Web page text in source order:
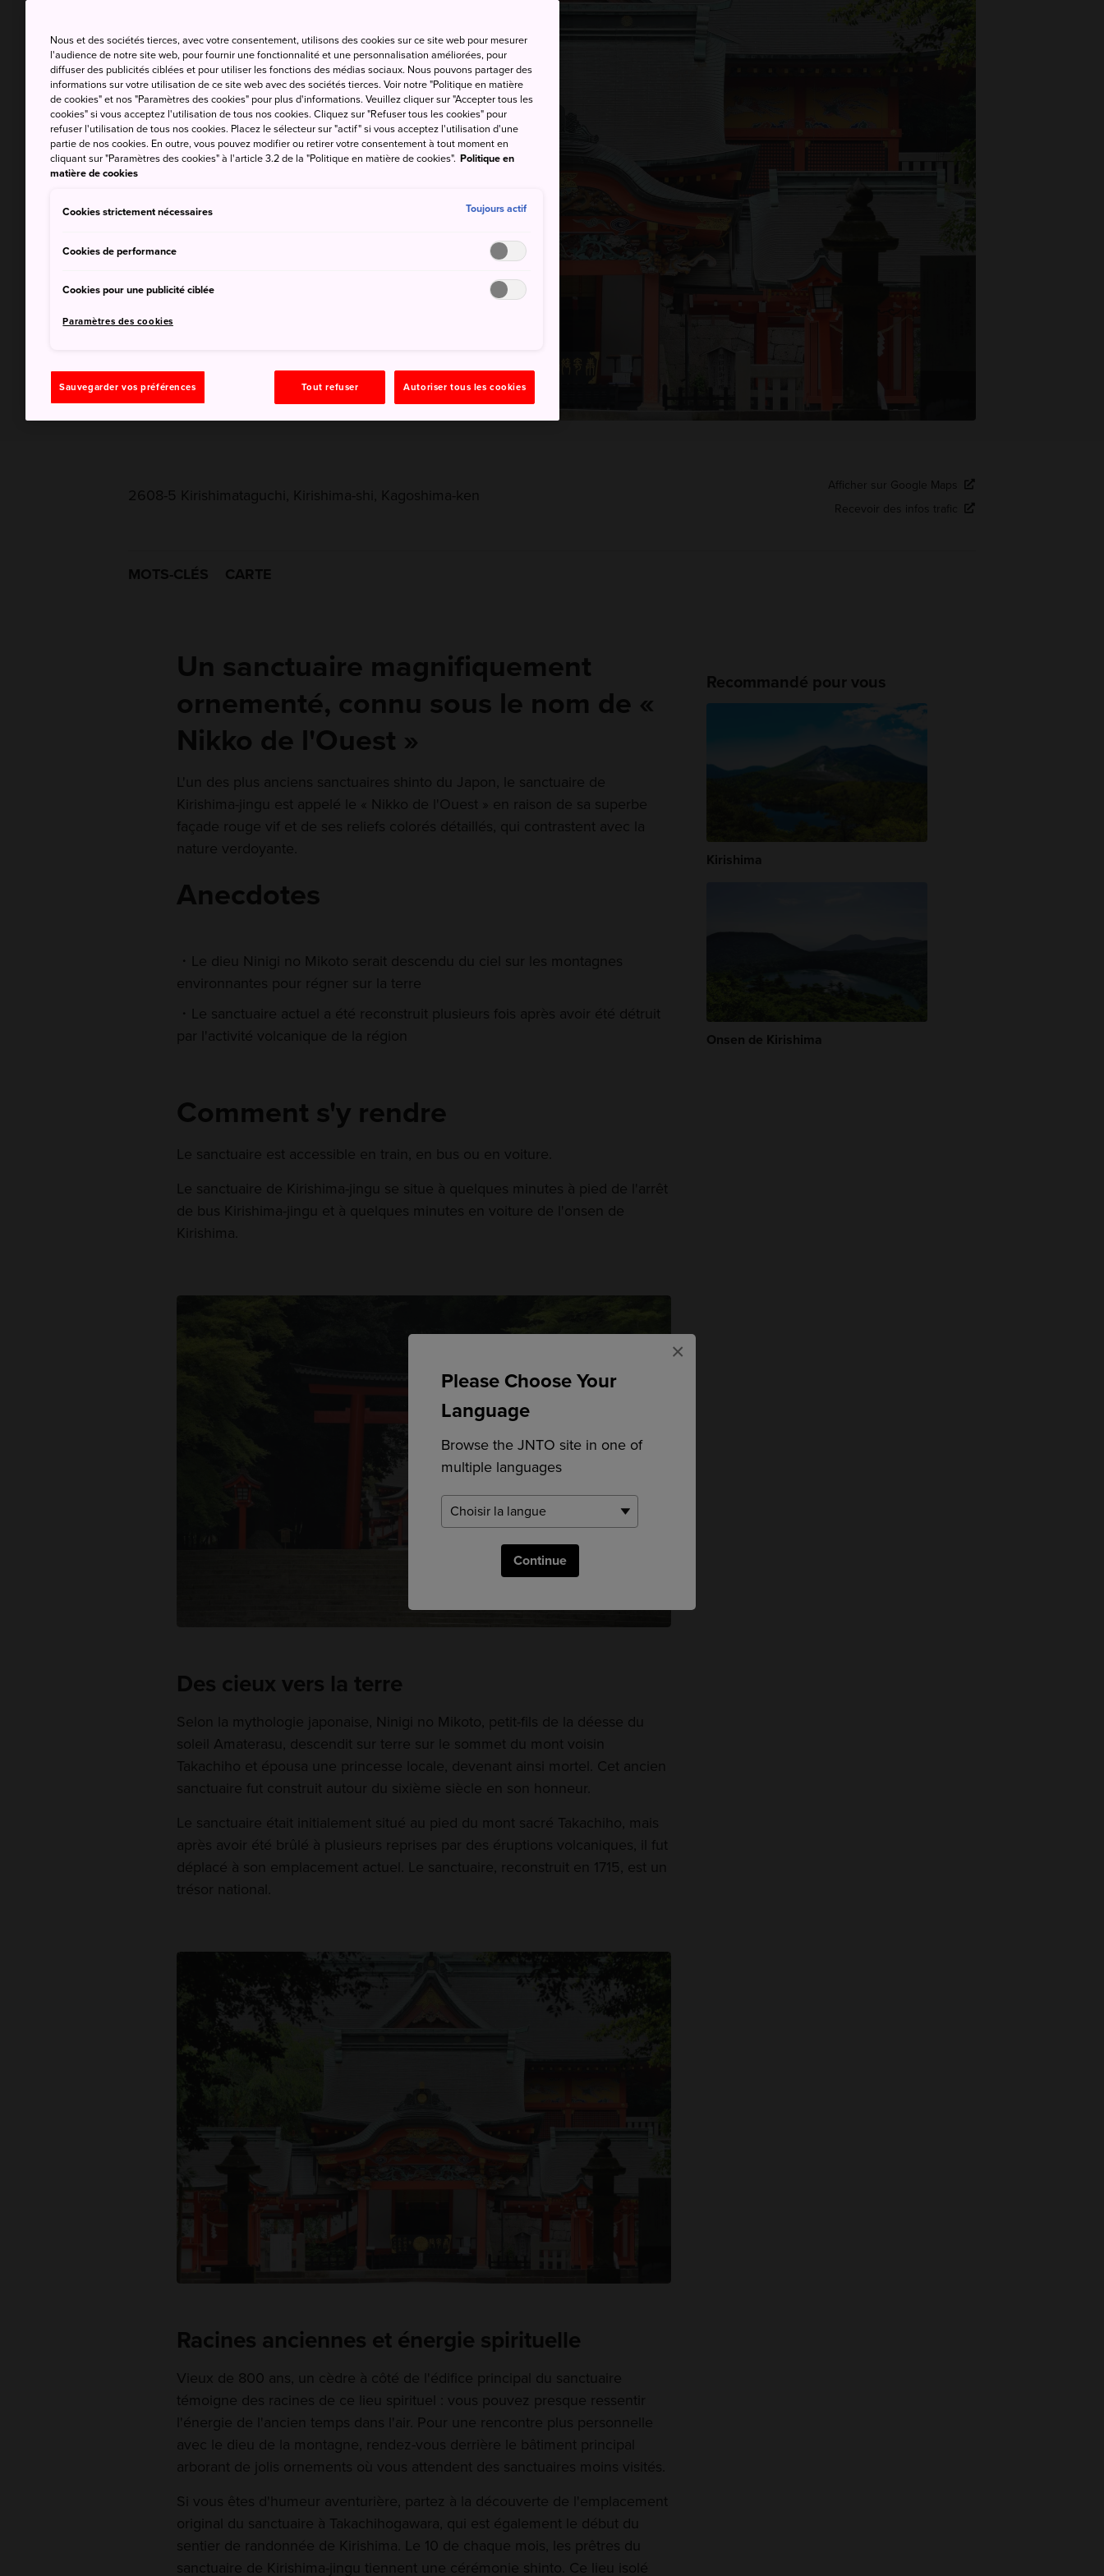
Please Choose Your
Language
Browse the JNTO site in one of
multiple languages
Continue
×
2608-5 Kirishimataguchi, Kirishima-shi, Kagoshima-ken
Afficher sur Google Maps
Recevoir des infos trafic
MOTS-CLÉS CARTE
Un sanctuaire magnifiquement
ornementé, connu sous le nom de «
Nikko de l'Ouest »
L'un des plus anciens sanctuaires shinto du Japon, le sanctuaire de
Kirishima-jingu est appelé le « Nikko de l'Ouest » en raison de sa superbe
façade rouge vif et de ses reliefs colorés détaillés, qui contrastent avec la
nature verdoyante.
Anecdotes
Le dieu Ninigi no Mikoto serait descendu du ciel sur les montagnes
environnantes pour régner sur la terre
Le sanctuaire actuel a été reconstruit plusieurs fois après avoir été détruit
par l'activité volcanique de la région
Comment s'y rendre
Le sanctuaire est accessible en train, en bus ou en voiture.
Le sanctuaire de Kirishima-jingu se situe à quelques minutes à pied de l'arrêt
de bus Kirishima-jingu et à quelques minutes en voiture de l'onsen de
Kirishima.
Des cieux vers la terre
Selon la mythologie japonaise, Ninigi no Mikoto, petit-fils de la déesse du
soleil Amaterasu, descendit sur terre sur le sommet du mont voisin
Takachiho et épousa une princesse locale, devenant ainsi mortel. Cet ancien
sanctuaire fut construit autour du sixième siècle en son honneur.
Le sanctuaire était initialement situé au pied du mont sacré Takachiho, mais
après avoir été brûlé à plusieurs reprises par des éruptions volcaniques, il fut
déplacé à son emplacement actuel. Le sanctuaire, reconstruit en 1715, est un
trésor national.
Racines anciennes et énergie spirituelle
Vieux de 800 ans, un cèdre à côté de l'édifice principal du sanctuaire
témoigne des racines de ce lieu spirituel : vous pouvez presque ressentir
l'énergie de l'ancien temps dans l'air. Pour une rencontre plus personnelle
avec le dieu de la montagne, rendez-vous derrière le bâtiment principal
arborant de jolis ornements où vous attendent des sanctuaires moins visités.
Si vous êtes d'humeur aventurière, partez à la découverte de l'emplacement
original du sanctuaire à Takachihogawara, qui est également le début du
sentier de randonnée de Kirishima. Le 10 de chaque mois, les prêtres du
sanctuaire de Kirishima-jingu tiennent une cérémonie shinto. Ce lieu isolé
Recommandé pour vous
Kirishima
Onsen de Kirishima
Nous et des sociétés tierces, avec votre consentement, utilisons des cookies sur ce site web pour mesurer
l'audience de notre site web, pour fournir une fonctionnalité et une personnalisation améliorées, pour
diffuser des publicités ciblées et pour utiliser les fonctions des médias sociaux. Nous pouvons partager des
informations sur votre utilisation de ce site web avec des sociétés tierces. Voir notre "Politique en matière
de cookies" et nos "Paramètres des cookies" pour plus d'informations. Veuillez cliquer sur "Accepter tous les
cookies" si vous acceptez l'utilisation de tous nos cookies. Cliquez sur "Refuser tous les cookies" pour
refuser l'utilisation de tous nos cookies. Placez le sélecteur sur "actif" si vous acceptez l'utilisation d'une
partie de nos cookies. En outre, vous pouvez modifier ou retirer votre consentement à tout moment en
cliquant sur "Paramètres des cookies" à l'article 3.2 de la "Politique en matière de cookies". Politique en
matière de cookies
Cookies strictement nécessaires Toujours actif
Cookies de performance
Cookies pour une publicité ciblée
Paramètres des cookies
Sauvegarder vos préférences Tout refuser Autoriser tous les cookies